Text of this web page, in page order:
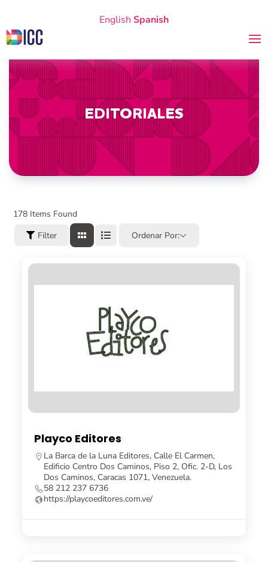
English Spanish
EDITORIALES
178 Items Found
Filter
Ordenar Por:
Playco Editores
La Barca de la Luna Editores, Calle El Carmen,
Edificio Centro Dos Caminos, Piso 2, Ofic. 2-D, Los
Dos Caminos, Caracas 1071, Venezuela.
58 212 237 6736
https://playcoeditores.com.ve/